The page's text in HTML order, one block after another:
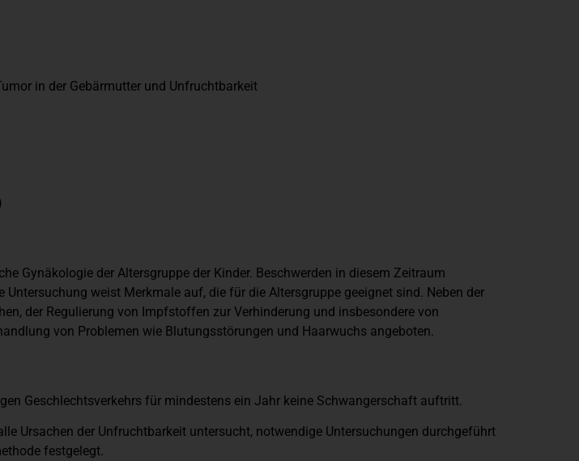
in der Gebärmutter und Unfruchtbarkeit
Gynäkologie der Altersgruppe der Kinder. Beschwerden in diesem Zeitraum
weist Merkmale auf, die für die Altersgruppe geeignet sind. Neben der
der Regulierung von Impfstoffen zur Verhinderung und insbesondere von
von Problemen wie Blutungsstörungen und Haarwuchs angeboten.
Geschlechtsverkehrs für mindestens ein Jahr keine Schwangerschaft auftritt.
Ursachen der Unfruchtbarkeit untersucht, notwendige Untersuchungen durchgeführt
festgelegt.